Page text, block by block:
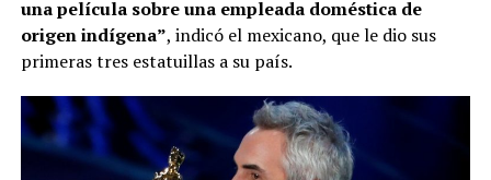
una película sobre una empleada doméstica de
origen indígena”, indicó el mexicano, que le dio sus
primeras tres estatuillas a su país.